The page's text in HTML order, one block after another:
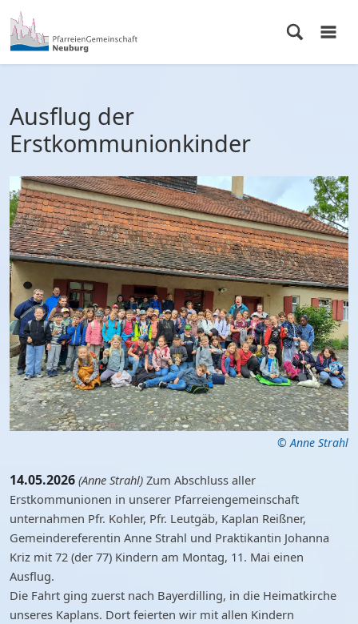
Ausflug der
Erstkommunionkinder
© Anne Strahl
14.05.2026 (Anne Strahl) Zum Abschluss aller
Erstkommunionen in unserer Pfarreiengemeinschaft
unternahmen Pfr. Kohler, Pfr. Leutgäb, Kaplan Reißner,
Gemeindereferentin Anne Strahl und Praktikantin Johanna
Kriz mit 72 (der 77) Kindern am Montag, 11. Mai einen
Ausflug.
Die Fahrt ging zuerst nach Bayerdilling, in die Heimatkirche
unseres Kaplans. Dort feierten wir mit allen Kindern